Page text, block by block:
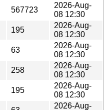
567723
2026-Aug-
08 12:30
195
2026-Aug-
08 12:30
63
2026-Aug-
08 12:30
258
2026-Aug-
08 12:30
195
2026-Aug-
08 12:30
2026-Aug-